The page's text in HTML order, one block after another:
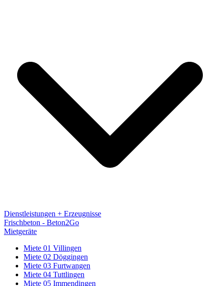
Dienstleistungen + Erzeugnisse
Frischbeton - Beton2Go
Mietgeräte
Miete 01 Villingen
Miete 02 Döggingen
Miete 03 Furtwangen
Miete 04 Tuttlingen
Miete 05 Immendingen